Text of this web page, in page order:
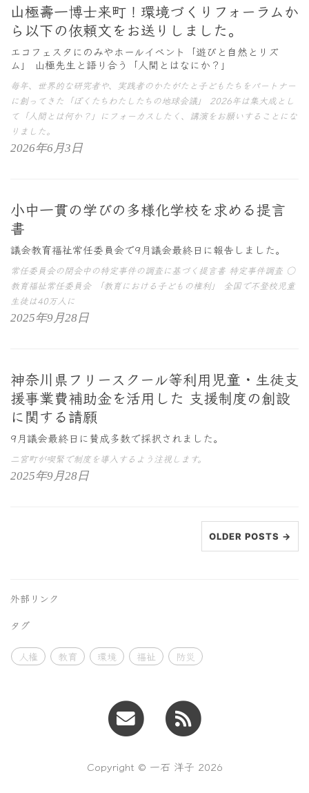
山極壽一博士来町！環境づくりフォーラムか
ら以下の依頼文をお送りしました。
エコフェスタにのみやホールイベント「遊びと自然とリズ
ム」 山極先生と語り合う「人間とはなにか？」
毎年、世界的な研究者や、実践者のかたがたと子どもたちをパートナー
に創ってきた「ぼくたちわたしたちの地球会議」 2026年は集大成とし
て「人間とは何か？」にフォーカスしたく、講演をお願いすることにな
りました。
2026年6月3日
小中一貫の学びの多様化学校を求める提言
書
議会教育福祉常任委員会で9月議会最終日に報告しました。
常任委員会の閉会中の特定事件の調査に基づく提言書 特定事件調査 ○
教育福祉常任委員会 「教育における子どもの権利」 全国で不登校児童
生徒は40万人に
2025年9月28日
神奈川県フリースクール等利用児童・生徒支
援事業費補助金を活用した 支援制度の創設
に関する請願
9月議会最終日に賛成多数で採択されました。
二宮町が喫緊で制度を導入するよう注視します。
2025年9月28日
OLDER POSTS →
外部リンク
タグ
人権 教育 環境 福祉 防災
Copyright © 一石 洋子 2026